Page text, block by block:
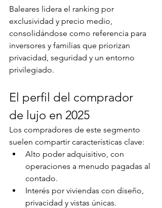
Baleares lidera el ranking por
exclusividad y precio medio,
consolidándose como referencia para
inversores y familias que priorizan
privacidad, seguridad y un entorno
privilegiado.
El perfil del comprador
de lujo en 2025
Los compradores de este segmento
suelen compartir características clave:
Alto poder adquisitivo, con
operaciones a menudo pagadas al
contado.
Interés por viviendas con diseño,
privacidad y vistas únicas.